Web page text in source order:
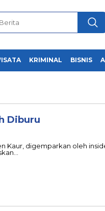
KRIMINAL BISNIS
Diburu
Kaur, digemparkan oleh